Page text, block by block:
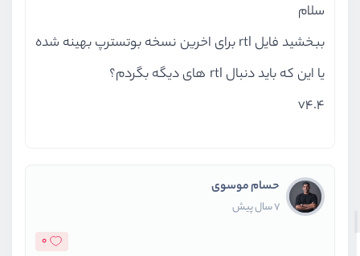
سلام
ببخشید فایل rtl برای اخرین نسخه بوتسترپ بهینه شده
یا این که باید دنبال rtl های دیگه بگردم؟
v4.4
حسام موسوی
7 سال پیش
0